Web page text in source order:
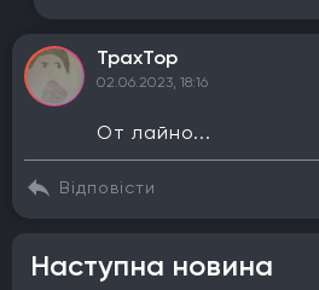
TpaxTop
02.06.2023, 18:16
От лайно...
Відповісти
Наступна новина